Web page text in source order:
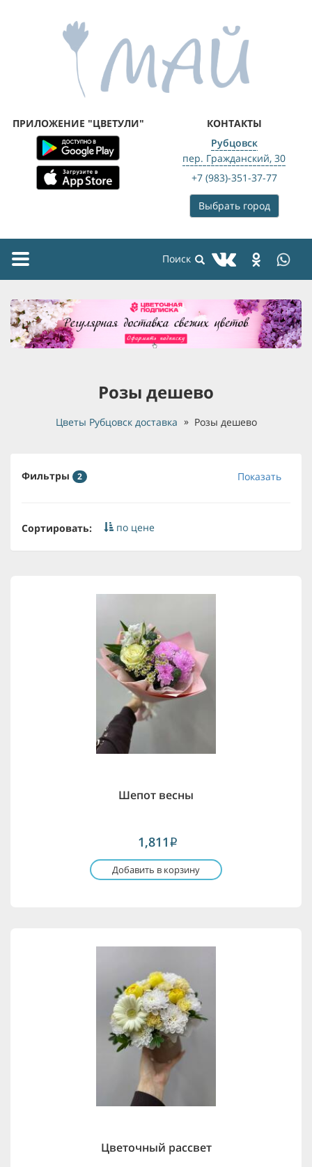
ПРИЛОЖЕНИЕ "ЦВЕТУЛИ"
КОНТАКТЫ
Рубцовск
пер. Гражданский, 30
+7 (983)-351-37-77
Выбрать город
Toggle
Розы дешево
Цветы Рубцовск доставка Розы дешево
Фильтры 2 Показать
Сортировать: по цене
Шепот весны
1,811 i
Добавить в корзину
Цветочный рассвет